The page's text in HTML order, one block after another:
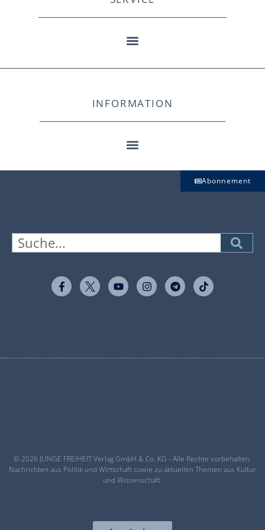
INFORMATION
Abonnement
© 2026 JUNGE FREIHEIT Verlag GmbH & Co. KG - Alle Rechte vorbehalten.
Nachrichten aus Politik und Wirtschaft sowie zu aktuellen Themen aus Kultur
und Wissenschaft.